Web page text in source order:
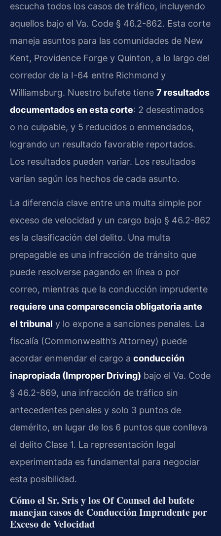
escucha todos los casos de tráfico, incluyendo
aquellos bajo el Va. Code § 46.2-862. Esta corte
maneja asuntos para las comunidades de New
Kent, Providence Forge y Quinton, a lo largo del
corredor de la I-64 entre Richmond y
Williamsburg. Nuestro bufete tiene 7 resultados
documentados en esta corte: 2 desestimados
o no culpable, y 5 reducidos o enmendados,
logrando un resultado favorable reportados.
Los resultados pueden variar. Los resultados
varían según los hechos de cada asunto.
La diferencia clave entre una multa simple por
exceso de velocidad y un cargo bajo § 46.2-862
es la clasificación del delito. Una multa
prepagable es una infracción de tránsito que
puede resolverse pagando en línea o por
correo, mientras que la conducción imprudente
requiere una comparecencia obligatoria ante
el tribunal y lo expone a sanciones penales. La
fiscalía (Commonwealth’s Attorney) puede
acordar enmendar el cargo a conducción
inapropiada (Improper Driving) bajo el Va. Code
§ 46.2-869, una infracción de tráfico sin
antecedentes penales y solo 3 puntos de
demérito, en lugar de los 6 puntos que conlleva
el delito Clase 1. La representación legal
experimentada es fundamental para negociar
esta posibilidad.
Cómo el Sr. Sris y los Of Counsel del bufete
manejan casos de Conducción Imprudente por
Exceso de Velocidad